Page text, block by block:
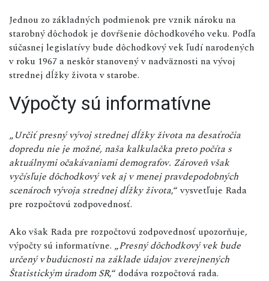
Jednou zo základných podmienok pre vznik nároku na
starobný dôchodok je dovŕšenie dôchodkového veku. Podľa
súčasnej legislatívy bude dôchodkový vek ľudí narodených
v roku 1967 a neskôr stanovený v nadväznosti na vývoj
strednej dĺžky života v starobe.
Výpočty sú informatívne
„Určiť presný vývoj strednej dĺžky života na desaťročia
dopredu nie je možné, naša kalkulačka preto počíta s
aktuálnymi očakávaniami demografov. Zároveň však
vyčísľuje dôchodkový vek aj v menej pravdepodobných
scenároch vývoja strednej dĺžky života,“ vysvetľuje Rada
pre rozpočtovú zodpovednosť.
Ako však Rada pre rozpočtovú zodpovednosť upozorňuje,
výpočty sú informatívne. „Presný dôchodkový vek bude
určený v budúcnosti na základe údajov zverejnených
Štatistickým úradom SR,“ dodáva rozpočtová rada.